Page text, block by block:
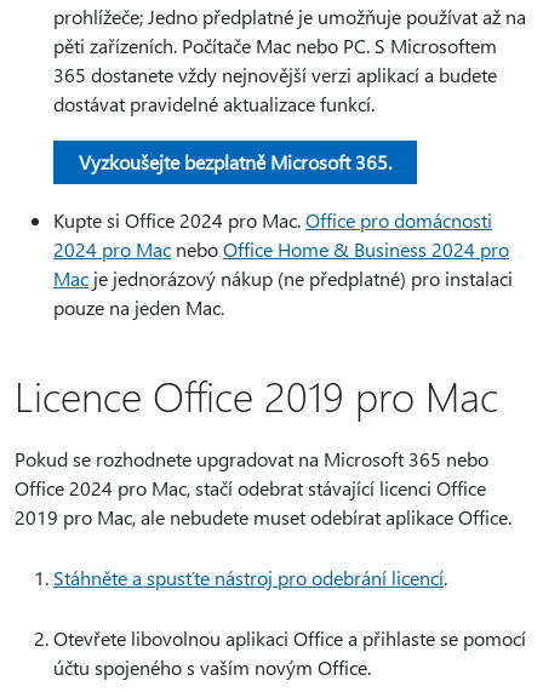
prohlížeče; Jedno předplatné je umožňuje používat až na
pěti zařízeních. Počítače Mac nebo PC. S Microsoftem
365 dostanete vždy nejnovější verzi aplikací a budete
dostávat pravidelné aktualizace funkcí.
Vyzkoušejte bezplatně Microsoft 365.
Kupte si Office 2024 pro Mac.Office pro domácnosti
2024 pro Mac neboOffice Home & Business 2024 pro
Mac je jednorázový nákup (ne předplatné) pro instalaci
pouze na jeden Mac.
Licence Office 2019 pro Mac
Pokud se rozhodnete upgradovat na Microsoft 365 nebo
Office 2024 pro Mac, stačí odebrat stávající licenci Office
2019 pro Mac, ale nebudete muset odebírat aplikace Office.
Stáhněte a spusťte nástroj pro odebrání licencí.
Otevřete libovolnou aplikaci Office a přihlaste se pomocí
účtu spojeného s vaším novým Office.